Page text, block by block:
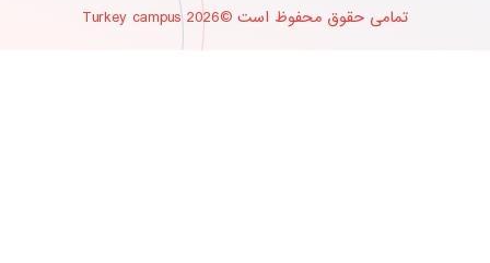
تمامی حقوق محفوظ است ©2026 Turkey campus